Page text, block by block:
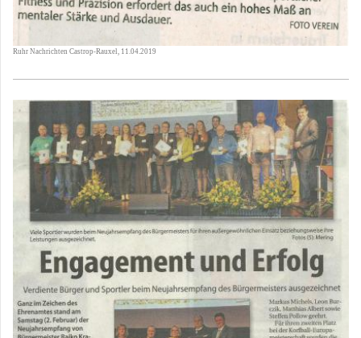
Ruhr Nachrichten Castrop-Rauxel, 11.04.2019